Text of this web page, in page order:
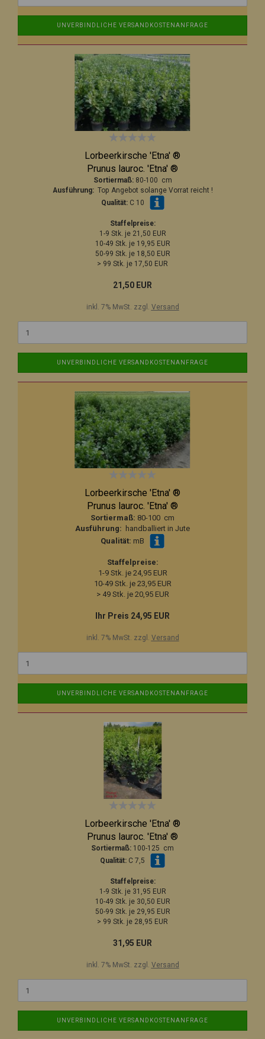
UNVERBINDLICHE VERSANDKOSTENANFRAGE
Lorbeerkirsche 'Etna' ®
Prunus lauroc. 'Etna' ®
Sortiermaß: 80-100 cm
Ausführung:Top Angebot solange Vorrat reicht !
Qualität:C 10
Staffelpreise:
1-9 Stk. je 21,50 EUR
10-49 Stk. je 19,95 EUR
50-99 Stk. je 18,50 EUR
> 99 Stk. je 17,50 EUR
21,50 EUR
inkl. 7% MwSt. zzgl. Versand
UNVERBINDLICHE VERSANDKOSTENANFRAGE
Lorbeerkirsche 'Etna' ®
Prunus lauroc. 'Etna' ®
Sortiermaß: 80-100 cm
Ausführung: handballiert in Jute
Qualität: mB
Staffelpreise:
1-9 Stk. je 24,95 EUR
10-49 Stk. je 23,95 EUR
> 49 Stk. je 20,95 EUR
Ihr Preis 24,95 EUR
inkl. 7% MwSt. zzgl. Versand
UNVERBINDLICHE VERSANDKOSTENANFRAGE
Lorbeerkirsche 'Etna' ®
Prunus lauroc. 'Etna' ®
Sortiermaß: 100-125 cm
Qualität: C 7,5
Staffelpreise:
1-9 Stk. je 31,95 EUR
10-49 Stk. je 30,50 EUR
50-99 Stk. je 29,95 EUR
> 99 Stk. je 28,95 EUR
31,95 EUR
inkl. 7% MwSt. zzgl. Versand
UNVERBINDLICHE VERSANDKOSTENANFRAGE